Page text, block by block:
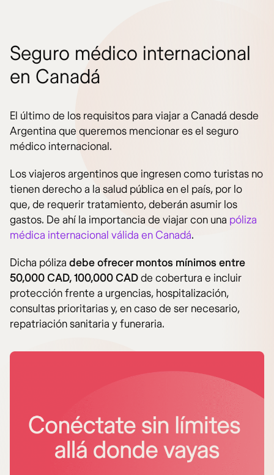
Seguro médico internacional
en Canadá
El último de los requisitos para viajar a Canadá desde
Argentina que queremos mencionar es el seguro
médico internacional.
Los viajeros argentinos que ingresen como turistas no
tienen derecho a la salud pública en el país, por lo
que, de requerir tratamiento, deberán asumir los
gastos. De ahí la importancia de viajar con una póliza
médica internacional válida en Canadá.
Dicha póliza debe ofrecer montos mínimos entre
50,000 CAD, 100,000 CADde cobertura e incluir
protección frente a urgencias, hospitalización,
consultas prioritarias y, en caso de ser necesario,
repatriación sanitaria y funeraria.